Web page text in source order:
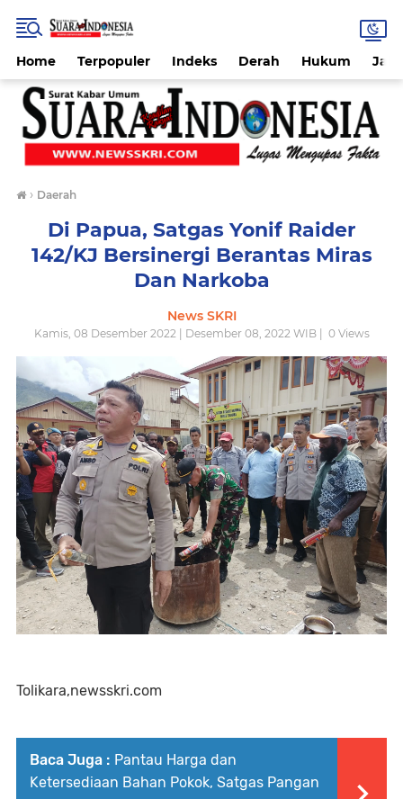
Home Terpopuler Indeks Derah Hukum
› Daerah
Di Papua, Satgas Yonif Raider
142/KJ Bersinergi Berantas Miras
Dan Narkoba
News SKRI
Kamis, 08 Desember 2022 | Desember 08, 2022 WIB | 0Views
Tolikara,newsskri.com
Baca Juga : Pantau Harga dan
Ketersediaan Bahan Pokok, Satgas Pangan